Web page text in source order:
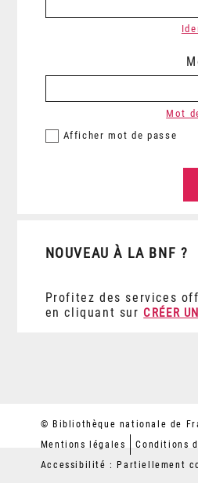
Afficher mot de passe
Mot
NOUVEAU À LA BNF ?
Profitez des services
en cliquant sur CRÉER
© Bibliothèque nationale de
Mentions légales
Conditions
Accessibilité : Partiellement